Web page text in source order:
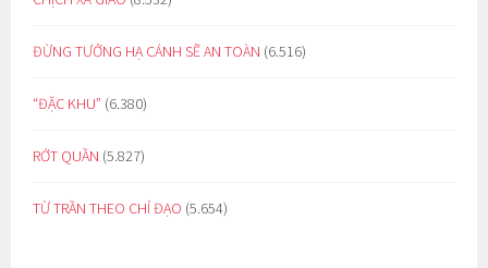
ĐỪNG TƯỞNG HẠ CÁNH SẼ AN TOÀN (6.516)
“ĐẶC KHU” (6.380)
RỚT QUẦN (5.827)
TỪ TRẦN THEO CHỈ ĐẠO (5.654)